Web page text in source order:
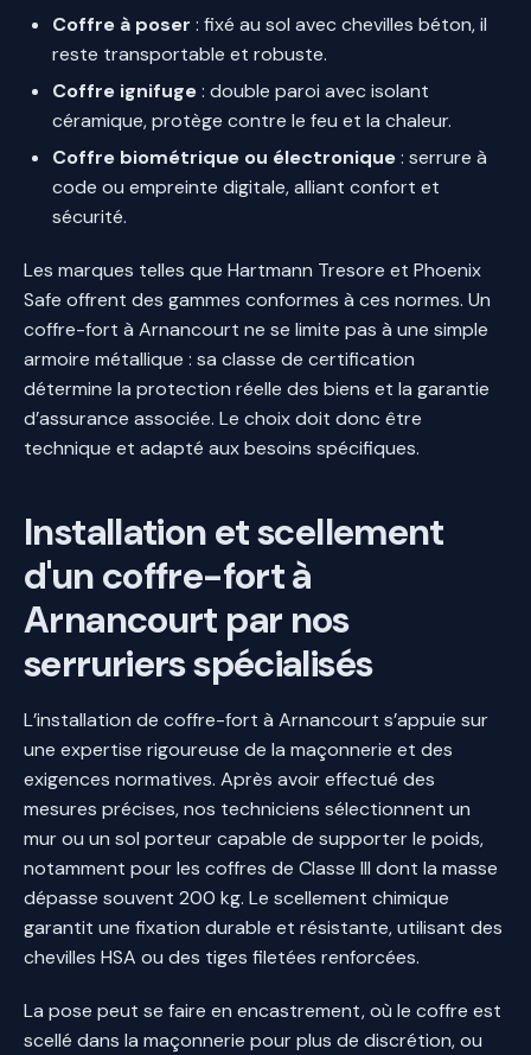
Coffre à poser : fixé au sol avec chevilles béton, il
reste transportable et robuste.
Coffre ignifuge: double paroi avec isolant
céramique, protège contre le feu et la chaleur.
Coffre biométrique ou électronique: serrure à
code ou empreinte digitale, alliant confort et
sécurité.
Les marques telles que Hartmann Tresore et Phoenix
Safe offrent des gammes conformes à ces normes. Un
coffre-fort à Arnancourt ne se limite pas à une simple
armoire métallique : sa classe de certification
détermine la protection réelle des biens et la garantie
d’assurance associée. Le choix doit donc être
technique et adapté aux besoins spécifiques.
Installation et scellement
d'un coffre-fort à
Arnancourt par nos
serruriers spécialisés
L’installation de coffre-fort à Arnancourt s’appuie sur
une expertise rigoureuse de la maçonnerie et des
exigences normatives. Après avoir effectué des
mesures précises, nos techniciens sélectionnent un
mur ou un sol porteur capable de supporter le poids,
notamment pour les coffres de Classe III dont la masse
dépasse souvent 200 kg. Le scellement chimique
garantit une fixation durable et résistante, utilisant des
chevilles HSA ou des tiges filetées renforcées.
La pose peut se faire en encastrement, où le coffre est
scellé dans la maçonnerie pour plus de discrétion, ou